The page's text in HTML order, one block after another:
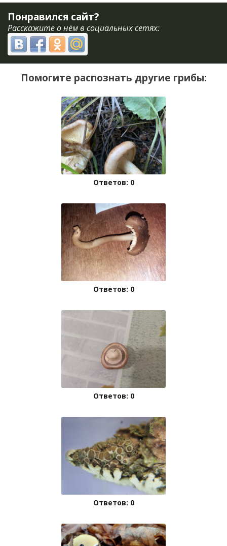
Понравился сайт?
Расскажите о нём в социальных сетях:
Помогите распознать другие грибы:
Ответов: 0
Ответов: 0
Ответов: 0
Ответов: 0